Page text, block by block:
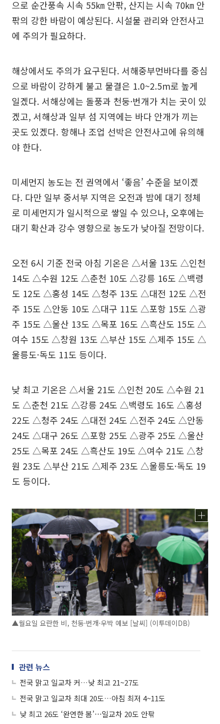
으로 순간풍속 시속 55㎞ 안팎, 산지는 시속 70㎞ 안
팎의 강한 바람이 예상된다. 시설물 관리와 안전사고
에 주의가 필요하다.
해상에서도 주의가 요구된다. 서해중부먼바다를 중심
으로 바람이 강하게 불고 물결은 1.0~2.5m로 높게
일겠다. 서해상에는 돌풍과 천둥·번개가 치는 곳이 있
겠고, 서해상과 일부 섬 지역에는 바다 안개가 끼는
곳도 있겠다. 항해나 조업 선박은 안전사고에 유의해
야 한다.
미세먼지 농도는 전 권역에서 ‘좋음’ 수준을 보이겠
다. 다만 일부 중서부 지역은 오전과 밤에 대기 정체
로 미세먼지가 일시적으로 쌓일 수 있으나, 오후에는
대기 확산과 강수 영향으로 농도가 낮아질 전망이다.
오전 6시 기준 전국 아침 기온은 △서울 13도 △인천
14도 △수원 12도 △춘천 10도 △강릉 16도 △백령
도 12도 △홍성 14도 △청주 13도 △대전 12도 △전
주 15도 △안동 10도 △대구 11도 △포항 15도 △광
주 15도 △울산 13도 △목포 16도 △흑산도 15도 △
여수 15도 △창원 13도 △부산 15도 △제주 15도 △
울릉도·독도 11도 등이다.
낮 최고 기온은 △서울 21도 △인천 20도 △수원 21
도 △춘천 21도 △강릉 24도 △백령도 16도 △홍성
22도 △청주 24도 △대전 24도 △전주 24도 △안동
24도 △대구 26도 △포항 25도 △광주 25도 △울산
25도 △목포 24도 △흑산도 19도 △여수 21도 △창
원 23도 △부산 21도 △제주 23도 △울릉도·독도 19
도 등이다.
▲월요일 요란한 비, 천둥·번개·우박 예보 [날씨] (이투데이DB)
관련 뉴스
전국 맑고 일교차 커…낮 최고 21~27도
전국 맑고 일교차 최대 20도…아침 최저 4~11도
낮 최고 26도 ‘완연한 봄’⋯일교차 20도 안팎